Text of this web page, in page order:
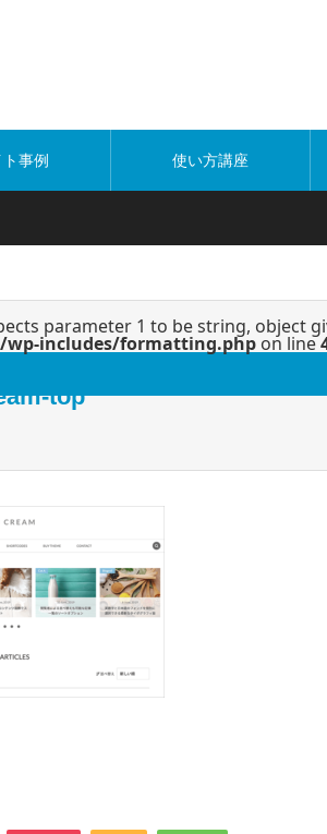
事例 使い方講座
parameter 1 to be string, object
includes/formatting.php on line
top